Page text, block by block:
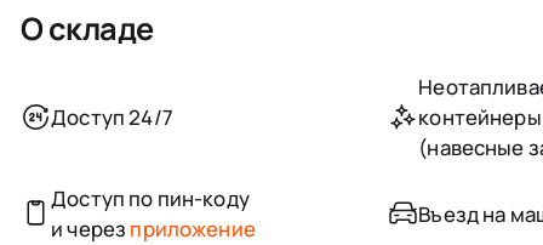
О складе
Доступ 24/7
(навесные
Доступ по пин-коду
и через приложение
Въезд на